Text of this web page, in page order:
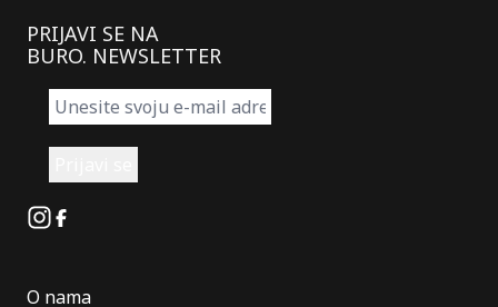
PRIJAVI SE NA
BURO. NEWSLETTER
Instagram
Facebook
O nama